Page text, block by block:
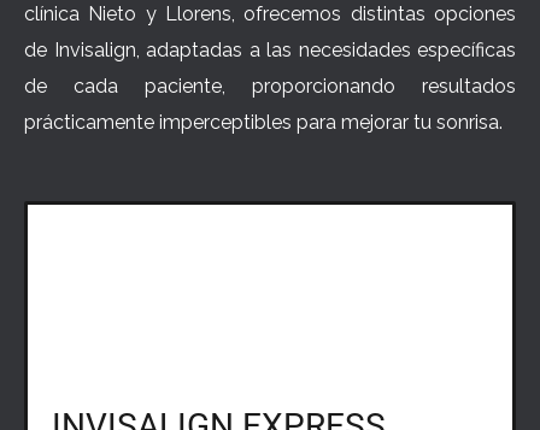
clínica Nieto y Llorens, ofrecemos distintas opciones
de Invisalign, adaptadas a las necesidades específicas
de cada paciente, proporcionando resultados
prácticamente imperceptibles para mejorar tu sonrisa.